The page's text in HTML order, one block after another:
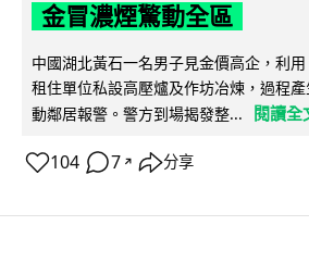
金冒濃煙驚動全區
中國湖北黃石一名男子見金價高企，利
租住單位私設高壓爐及作坊冶煉，過程
動鄰居報警。警方到場揭發整...
閱讀全
104 7 ↗ 分享